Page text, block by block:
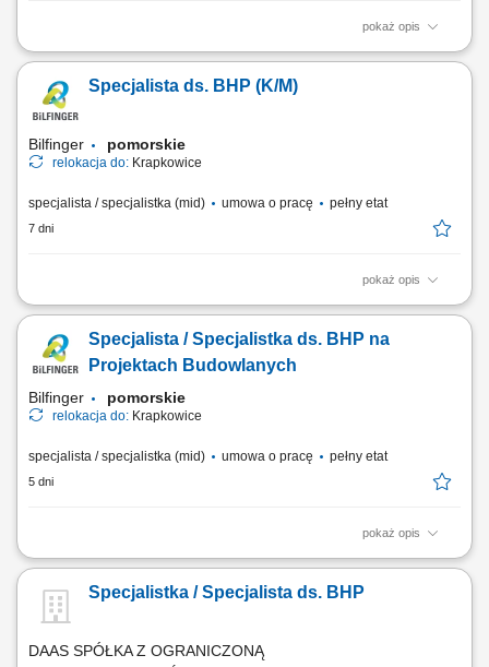
pokaż opis
Pozytywne nastawienie, zaangażowanie w pracę z dorosłymi.
Specjalista ds. BHP (K/M)
Bilfinger pomorskie
relokacja do: Krapkowice
specjalista / specjalistka (mid) umowa o pracę pełny etat
7 dni
pokaż opis
Twój zakres obowiązków: kompleksowa obsługa obszaru BHP na
dokumentacją BHP – jej weryfikacja zgodności z obowiązującymi
przepisami oraz wewnętrznymi wytycznymi systemu zarzadzania HSEQ.
Specjalista / Specjalistka ds. BHP na
Projektach Budowlanych
Bilfinger pomorskie
relokacja do: Krapkowice
specjalista / specjalistka (mid) umowa o pracę pełny etat
5 dni
pokaż opis
Opis stanowiska Nadzór nad bezpieczeństwem pracy na projektach
regularnych inspekcji oraz ocena poziomu bezpieczeństwa na
budowach; Weryfikacja i nadzór nad dokumentacją BHP zgodnie z
Specjalistka / Specjalista ds. BHP
DAAS SPÓŁKA Z OGRANICZONĄ